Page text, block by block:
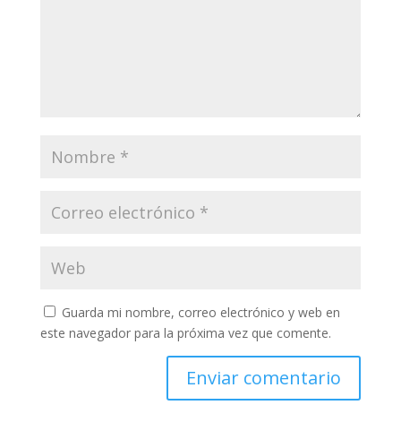
Guarda mi nombre, correo electrónico y web en
este navegador para la próxima vez que comente.